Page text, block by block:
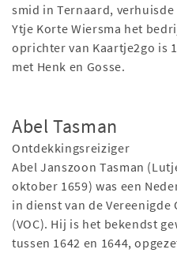
smid in Ternaard,
Ytje Korte Wiersma het
oprichter van Kaartje2go is
met Henk en Gosse.
Abel Tasman
Ontdekkingsreiziger
Abel Janszoon Tasman
oktober 1659) was een
in dienst van de
(VOC). Hij is het bekendst
tussen 1642 en 1644,